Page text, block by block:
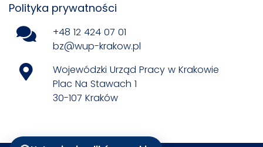
Polityka prywatności
+48 12 424 07 01
bz@wup-krakow.pl
Wojewódzki Urząd Pracy w Krakowie
Plac Na Stawach 1
30-107 Kraków